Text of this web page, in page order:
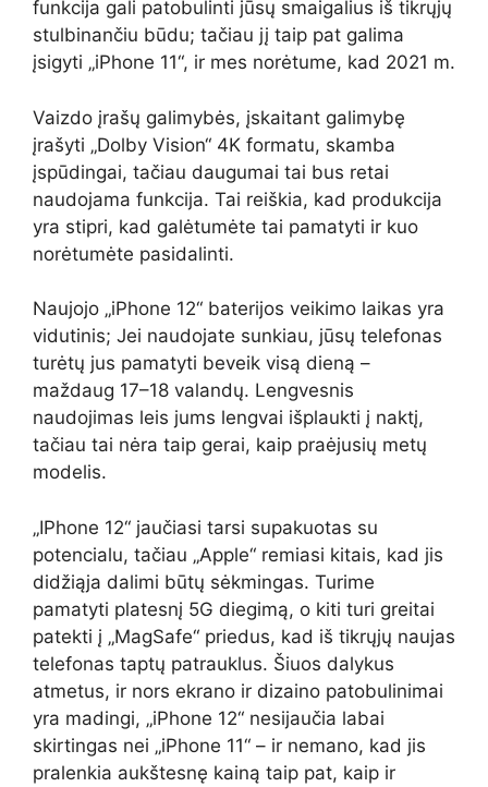
funkcija gali patobulinti jūsų smaigalius iš tikrųjų
stulbinančiu būdu; tačiau jį taip pat galima
įsigyti „iPhone 11“, ir mes norėtume, kad 2021 m.
Vaizdo įrašų galimybės, įskaitant galimybę
įrašyti „Dolby Vision“ 4K formatu, skamba
įspūdingai, tačiau daugumai tai bus retai
naudojama funkcija. Tai reiškia, kad produkcija
yra stipri, kad galėtumėte tai pamatyti ir kuo
norėtumėte pasidalinti.
Naujojo „iPhone 12“ baterijos veikimo laikas yra
vidutinis; Jei naudojate sunkiau, jūsų telefonas
turėtų jus pamatyti beveik visą dieną –
maždaug 17–18 valandų. Lengvesnis
naudojimas leis jums lengvai išplaukti į naktį,
tačiau tai nėra taip gerai, kaip praėjusių metų
modelis.
„IPhone 12“ jaučiasi tarsi supakuotas su
potencialu, tačiau „Apple“ remiasi kitais, kad jis
didžiąja dalimi būtų sėkmingas. Turime
pamatyti platesnį 5G diegimą, o kiti turi greitai
patekti į „MagSafe“ priedus, kad iš tikrųjų naujas
telefonas taptų patrauklus. Šiuos dalykus
atmetus, ir nors ekrano ir dizaino patobulinimai
yra madingi, „iPhone 12“ nesijaučia labai
skirtingas nei „iPhone 11“ – ir nemano, kad jis
pralenkia aukštesnę kainą taip pat, kaip ir